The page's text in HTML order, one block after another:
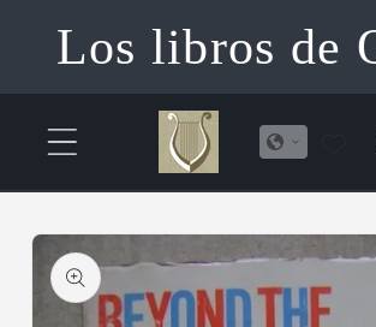
directamente
al contenido
Los libros de
directamente
a la
información
del producto